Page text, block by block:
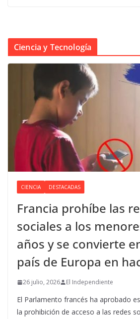
Ciencia y Tecnología
CIENCIA DESTACADAS
Francia prohíbe las
sociales a los
años y se convierte
país de Europa en
26 julio, 2026 El Independiente
El Parlamento francés ha aprobado
la prohibición de acceso a las redes